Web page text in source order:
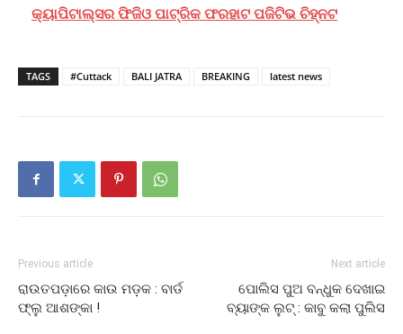
କ୍ୟାପିଟାଲ୍ସର ଫିଜିଓ ପାଟ୍ରିକ ଫରହାଟ ପଜିଟିଭ ଚିହ୍ନଟ
TAGS #Cuttack BALI JATRA BREAKING latest news
Previous article
ରାଉତପଡ଼ାରେ କାଉ ମଡ଼କ : ବାର୍ଡ
ଫ୍ଲୁ ଆଶଙ୍କା !
Next article
ପୋଲିସ ପୁଅ ବନ୍ଧୁକ ଦେଖାଇ
ବ୍ୟାଙ୍କ ଲୁଟ୍‌ : କାବୁ କଲା ପୁଲିସ